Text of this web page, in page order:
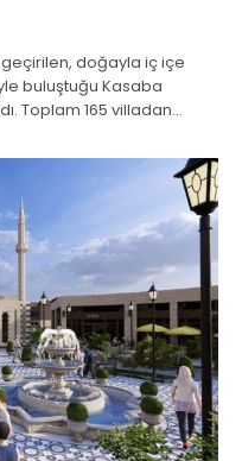
geçirilen, doğayla iç içe
buluştuğu Kasaba
Toplam 165 villadan